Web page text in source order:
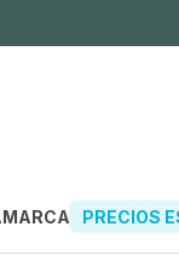
MARCAS PRECIOS